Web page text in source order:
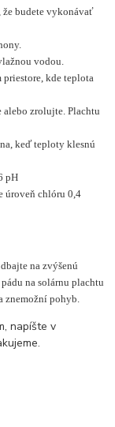
že budete vykonávať
vodou.
kde teplota
zrolujte. Plachtu
keď teploty klesnú
pH
úroveň chlóru 0,4
na zvýšenú
na solárnu plachtu
znemožní pohyb.
napíšte v